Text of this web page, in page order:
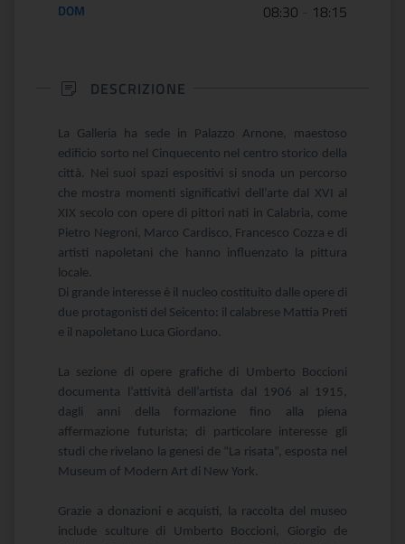
DOM 08:30 18:15
DESCRIZIONE
La Galleria ha sede in Palazzo Arnone, maestoso
edificio sorto nel Cinquecento nel centro storico della
città. Nei suoi spazi espositivi si snoda un percorso
che mostra momenti significativi dell’arte dal XVI al
XIX secolo con opere di pittori nati in Calabria, come
Pietro Negroni, Marco Cardisco, Francesco Cozza e di
artisti napoletani che hanno influenzato la pittura
locale.
Di grande interesse è il nucleo costituito dalle opere di
due protagonisti del Seicento: il calabrese Mattia Preti
e il napoletano Luca Giordano.
La sezione di opere grafiche di Umberto Boccioni
documenta l’attività dell’artista dal 1906 al 1915,
dagli anni della formazione fino alla piena
affermazione futurista; di particolare interesse gli
studi che rivelano la genesi de “La risata”, esposta nel
Museum of Modern Art di New York.
Grazie a donazioni e acquisti, la raccolta del museo
include sculture di Umberto Boccioni, Giorgio de